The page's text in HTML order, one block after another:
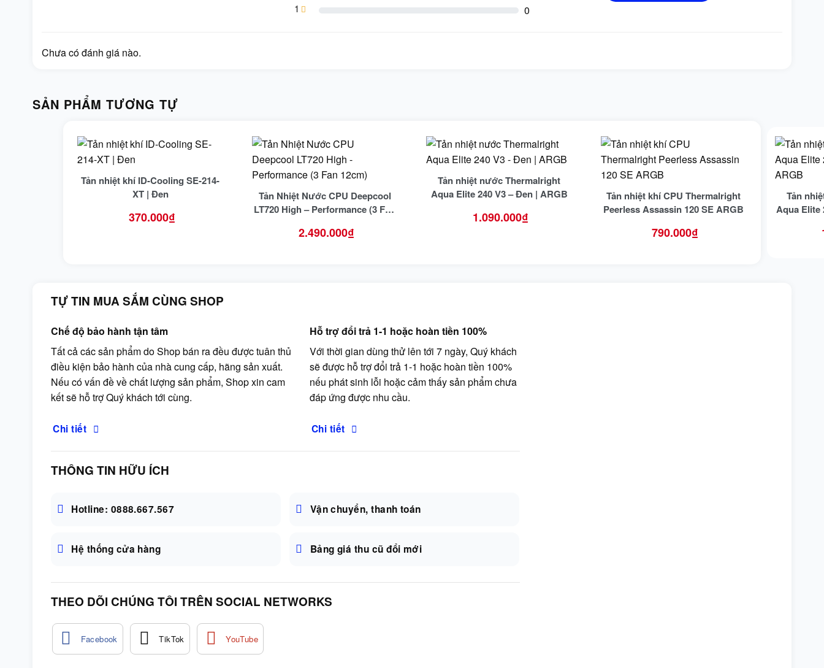
1 0
Chưa có đánh giá nào.
SẢN PHẨM TƯƠNG TỰ
Tản nhiệt khí ID-Cooling SE-214-
XT | Đen
370.000₫
Tản Nhiệt Nước CPU Deepcool
LT720 High – Performance (3 Fan
2.490.000₫
Tản nhiệt nước Thermalright
Aqua Elite 240 V3 – Đen | ARGB
1.090.000₫
Tản nhiệt khí CPU Thermalright
Peerless Assassin 120 SE ARGB
790.000₫
Tản
Aqua Elite
TỰ TIN MUA SẮM CÙNG SHOP
Chế độ bảo hành tận tâm
Tất cả các sản phẩm do Shop bán ra đều được tuân thủ
điều kiện bảo hành của nhà cung cấp, hãng sản xuất.
Nếu có vấn đề về chất lượng sản phẩm, Shop xin cam
kết sẽ hỗ trợ Quý khách tới cùng.
Chi tiết
Hỗ trợ đổi trả 1-1 hoặc hoàn tiền 100%
Với thời gian dùng thử lên tới 7 ngày, Quý khách
sẽ được hỗ trợ đổi trả 1-1 hoặc hoàn tiền 100%
nếu phát sinh lỗi hoặc cảm thấy sản phẩm chưa
đáp ứng được nhu cầu.
Chi tiết
THÔNG TIN HỮU ÍCH
Hotline: 0888.667.567 Vận chuyển, thanh toán
Hệ thống cửa hàng Bảng giá thu cũ đổi mới
THEO DÕI CHÚNG TÔI TRÊN SOCIAL NETWORKS